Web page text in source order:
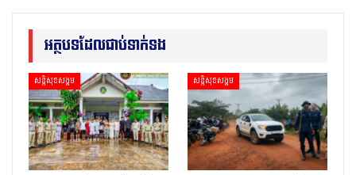
អត្ថបទដែលជាប់ទាក់ទង
សន្តិសុខសង្គម សន្តិសុខសង្គម